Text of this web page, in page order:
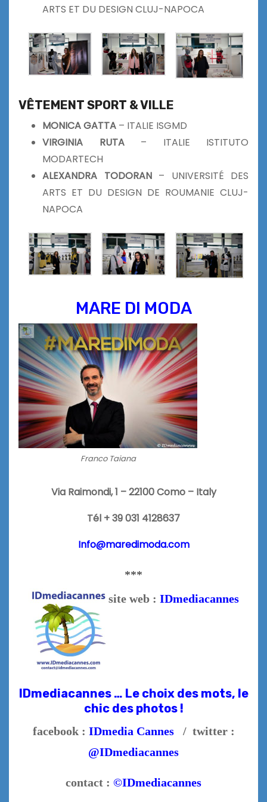
ARTS ET DU DESIGN CLUJ-NAPOCA
VÊTEMENT SPORT & VILLE
MONICA GATTA – ITALIE ISGMD
VIRGINIA RUTA– ITALIE ISTITUTO
MODARTECH
ALEXANDRA TODORAN– UNIVERSITÉ DES
ARTS ET DU DESIGN DE ROUMANIE CLUJ-
NAPOCA
MARE DI MODA
Franco Taiana
Via Raimondi, 1 – 22100 Como – Italy
Tél + 39 031 4128637
Info@maredimoda.com
***
site web : IDmediacannes
IDmediacannes … Le choix des mots, le
chic des photos !
facebook : IDmedia Cannes/ twitter :
@IDmediacannes
contact : ©IDmediacannes